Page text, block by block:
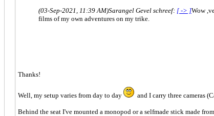
(03-Sep-2021, 11:39 AM)Sarangel Gevel schreef: [ -> ]Wow
films of my own adventures on my trike.
Thanks!
Well, my setup varies from day to day and I carry three cameras
Behind the seat I've mounted a monopod or a selfmade stick made